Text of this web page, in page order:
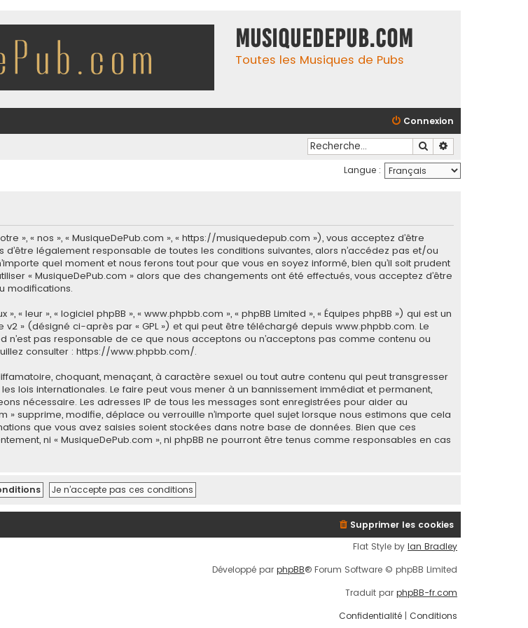
MusiqueDePub.com
Toutes les Musiques de Pubs
Connexion
Rechercher
Langue :
», « nos », « MusiqueDePub.com », « https://musiquedepub.com »), vous acceptez d’être
légalement responsable de toutes les conditions suivantes, alors n’accédez pas et/ou
quel moment et nous ferons tout pour que vous en soyez informé, bien qu’il soit prudent
« MusiqueDePub.com » alors que des changements ont été effectués, vous acceptez d’être
modifications.
leur », « logiciel phpBB », « www.phpbb.com », « phpBB Limited », « Équipes phpBB ») qui est un
v2 » (désigné ci-après par « GPL ») et qui peut être téléchargé depuis www.phpbb.com. Le
n’est pas responsable de ce que nous acceptons ou n’acceptons pas comme contenu ou
consulter : https://www.phpbb.com/.
choquant, menaçant, à caractère sexuel ou tout autre contenu qui peut transgresser
lois internationales. Le faire peut vous mener à un bannissement immédiat et permanent,
nécessaire. Les adresses IP de tous les messages sont enregistrées pour aider au
supprime, modifie, déplace ou verrouille n’importe quel sujet lorsque nous estimons que cela
que vous avez saisies soient stockées dans notre base de données. Bien que ces
ni « MusiqueDePub.com », ni phpBB ne pourront être tenus comme responsables en cas
Supprimer les cookies
Flat Style by Ian Bradley
Développé par phpBB® Forum Software © phpBB Limited
Traduit par phpBB-fr.com
Confidentialité | Conditions